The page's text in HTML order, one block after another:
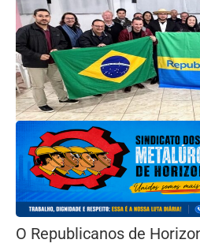
O Republicanos de